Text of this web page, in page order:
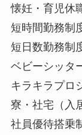
懐妊・育児休
短時間勤務制
短日数勤務制
ベビーシッタ
キラキラプロ
寮・社宅（入
社員優待搭乗